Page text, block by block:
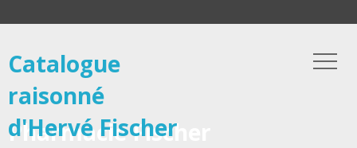
Catalogue
raisonné
d'Hervé Fischer
Pharmacie Fischer